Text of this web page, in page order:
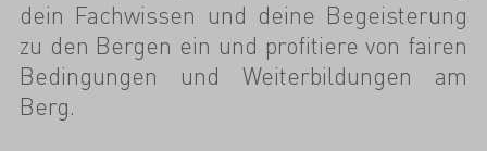
dein Fachwissen und deine Begeisterung
zu den Bergen ein und profitiere von fairen
Bedingungen und Weiterbildungen am
Berg.